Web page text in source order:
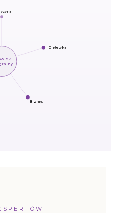
Dietetyka
Biznes
—